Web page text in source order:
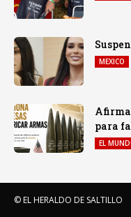
MEXICO
para
EL
© EL HERALDO DE SALTILLO